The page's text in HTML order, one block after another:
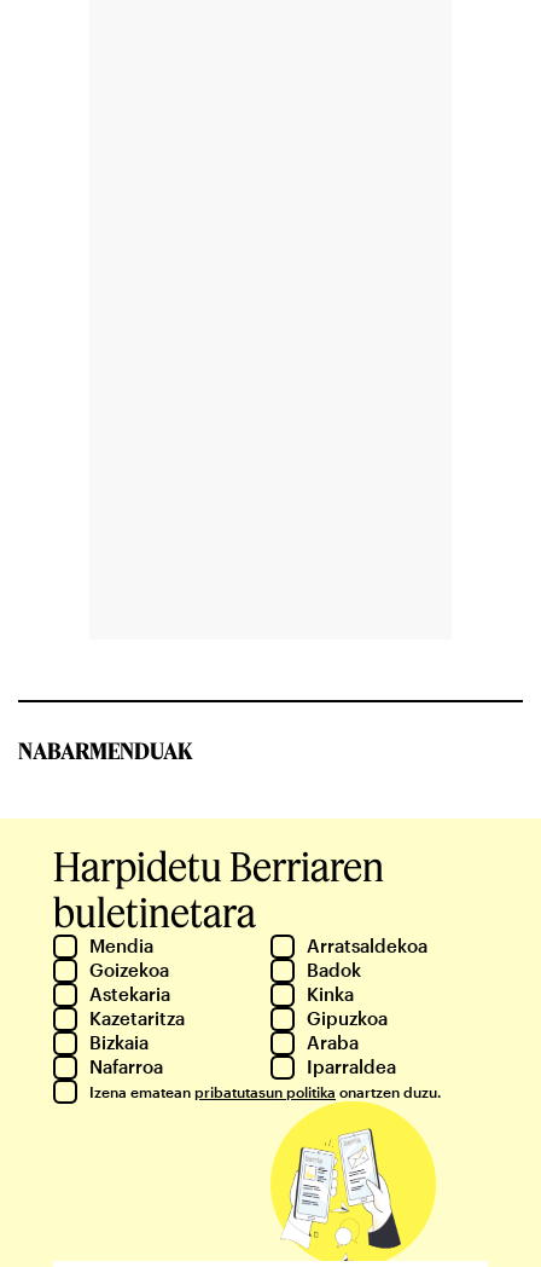
NABARMENDUAK
Harpidetu Berriaren
buletinetara
Mendia
Arratsaldekoa
Goizekoa
Badok
Astekaria
Kinka
Kazetaritza
Gipuzkoa
Bizkaia
Araba
Nafarroa
Iparraldea
Izena ematean pribatutasun politika onartzen duzu.